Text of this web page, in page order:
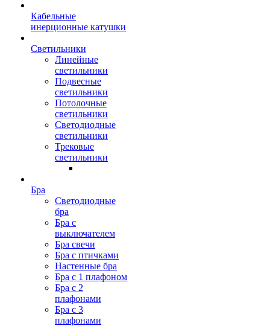
Кабельные
инерционные катушки
Светильники
Линейные
светильники
Подвесные
светильники
Потолочные
светильники
Светодиодные
светильники
Трековые
светильники
Бра
Светодиодные
бра
Бра с
выключателем
Бра свечи
Бра с птичками
Настенные бра
Бра с 1 плафоном
Бра с 2
плафонами
Бра с 3
плафонами